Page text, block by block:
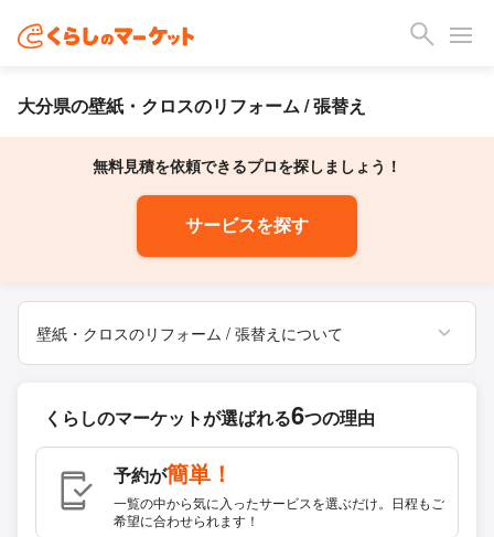
大分県の壁紙・クロスのリフォーム / 張替え
無料見積を依頼できるプロを探しましょう！
サービスを探す
壁紙・クロスのリフォーム / 張替えについて
くらしのマーケットが選ばれる6つの理由
予約が簡単！
一覧の中から気に入ったサービスを選ぶだけ。日程もご
希望に合わせられます！